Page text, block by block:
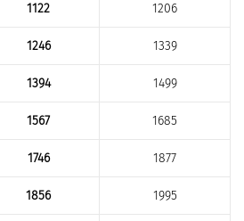
1122 1206
1246 1339
1394 1499
1567 1685
1746 1877
1856 1995